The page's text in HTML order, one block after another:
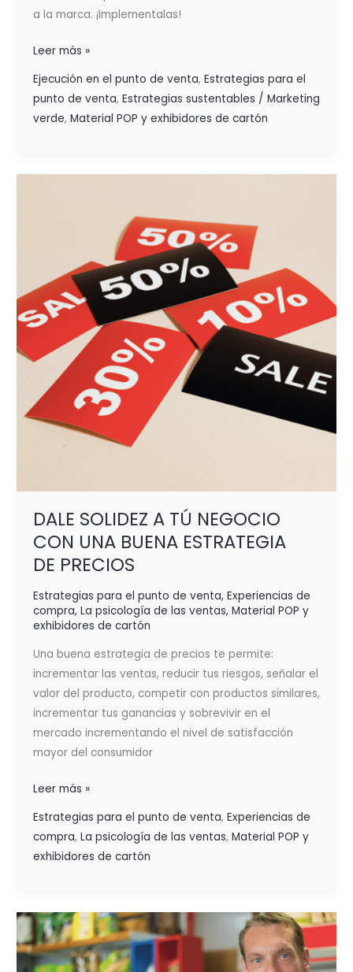
a la marca. ¡Implementalas!
Leer más »
Ejecución en el punto de venta, Estrategias para el
punto de venta, Estrategias sustentables / Marketing
verde, Material POP y exhibidores de cartón
DALE SOLIDEZ A TÚ NEGOCIO
CON UNA BUENA ESTRATEGIA
DE PRECIOS
Estrategias para el punto de venta, Experiencias de
compra, La psicología de las ventas, Material POP y
exhibidores de cartón
Una buena estrategia de precios te permite:
incrementar las ventas, reducir tus riesgos, señalar el
valor del producto, competir con productos similares,
incrementar tus ganancias y sobrevivir en el
mercado incrementando el nivel de satisfacción
mayor del consumidor
NEGOCIO
CON
UNA
BUENA
ESTRATEGIA
DE PRECIOS
Leer más »
Estrategias para el punto de venta, Experiencias de
compra, La psicología de las ventas, Material POP y
exhibidores de cartón
EL
COMERCIO
AL